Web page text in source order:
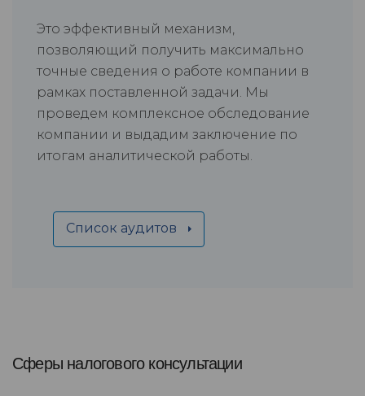
Это эффективный механизм,
позволяющий получить максимально
точные сведения о работе компании в
рамках поставленной задачи. Мы
проведем комплексное обследование
компании и выдадим заключение по
итогам аналитической работы.
Список аудитов
Сферы налогового консультации